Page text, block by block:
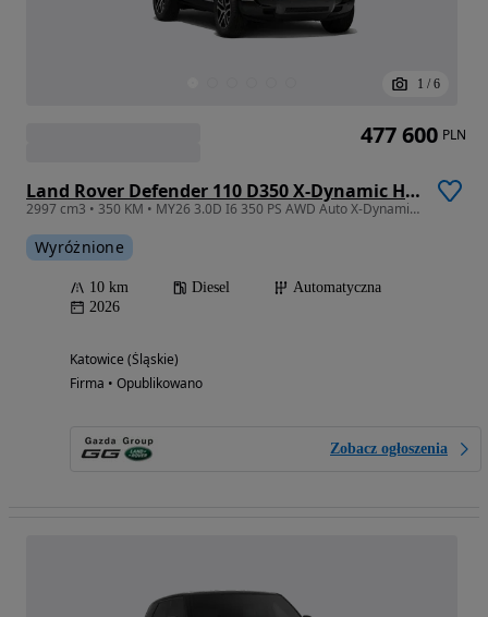
1 / 6
Land Rover Defender 110 D350 X-Dynamic HSE
2997 cm3 • 350 KM • MY26 3.0D I6 350 PS AWD Auto X-Dynamic HSE 110
Wyróżnione
10 km Diesel
Automatyczna
2026
Katowice (Śląskie)
Firma • Opublikowano
Zobacz ogłoszenia
477 600 PLN